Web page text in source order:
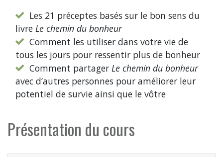
Les 21 préceptes basés sur le bon sens du
livre Le chemin du bonheur
Comment les utiliser dans votre vie de
tous les jours pour ressentir plus de bonheur
Comment partager Le chemin du bonheur
avec d’autres personnes pour améliorer leur
potentiel de survie ainsi que le vôtre
Présentation du cours